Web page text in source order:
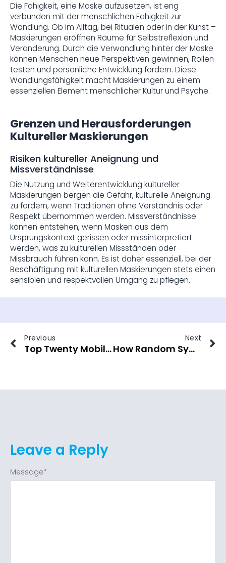
Die Fähigkeit, eine Maske aufzusetzen, ist eng
verbunden mit der menschlichen Fähigkeit zur
Wandlung. Ob im Alltag, bei Ritualen oder in der Kunst –
Maskierungen eröffnen Räume für Selbstreflexion und
Veränderung. Durch die Verwandlung hinter der Maske
können Menschen neue Perspektiven gewinnen, Rollen
testen und persönliche Entwicklung fördern. Diese
Wandlungsfähigkeit macht Maskierungen zu einem
essenziellen Element menschlicher Kultur und Psyche.
Grenzen und Herausforderungen
Kultureller Maskierungen
Risiken kultureller Aneignung und
Missverständnisse
Die Nutzung und Weiterentwicklung kultureller
Maskierungen bergen die Gefahr, kulturelle Aneignung
zu fördern, wenn Traditionen ohne Verständnis oder
Respekt übernommen werden. Missverständnisse
können entstehen, wenn Masken aus dem
Ursprungskontext gerissen oder missinterpretiert
werden, was zu kulturellen Missständen oder
Missbrauch führen kann. Es ist daher essenziell, bei der
Beschäftigung mit kulturellen Maskierungen stets einen
sensiblen und respektvollen Umgang zu pflegen.
Previous
Top Twenty Mobile Casinos Ebenso Apps In Deutschland 2025
Next
How Random Symbol Sizes Influence Game Dynamics
Leave a Reply
Message*